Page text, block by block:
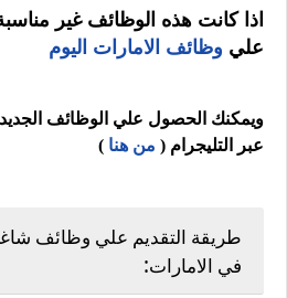
اذا كانت هذه الوظائف غير
علي وظائف الامارات اليوم
ويمكنك الحصول علي الوظائف
عبر التليجرام ( من هنا )
طريقة التقديم علي وظائف
في الامارات: